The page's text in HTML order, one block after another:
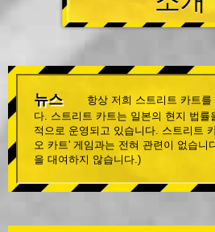
뉴스
항상 저희 스트리트 카트
다. 스트리트 카트는 일본의 현지 법률
적으로 운영되고 있습니다. 스트리트
오 카트' 게임과는 전혀 관련이 없습니
을 대여하지 않습니다.)